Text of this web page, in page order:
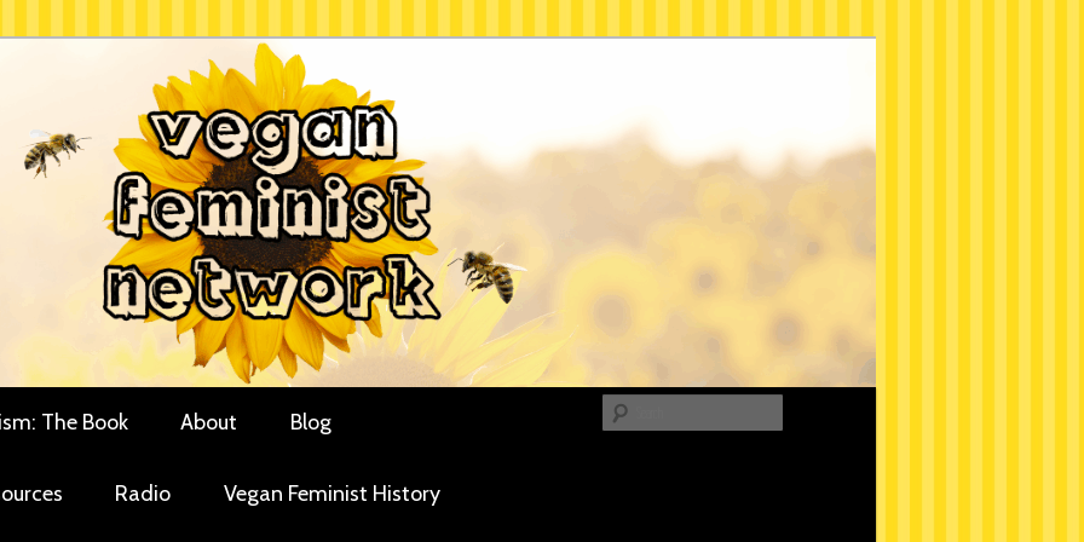
Network
for vegan women and their allies
The Book About Blog
Radio Vegan Feminist History